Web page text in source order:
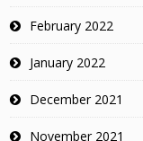
February 2022
January 2022
December 2021
November 2021